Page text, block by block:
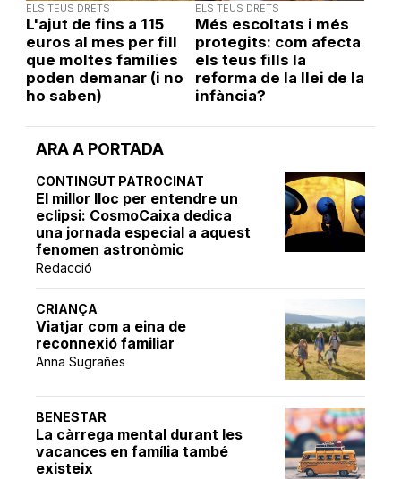
ARA A PORTADA
CONTINGUT PATROCINAT
El millor lloc per entendre un
eclipsi: CosmoCaixa dedica
una jornada especial a aquest
fenomen astronòmic
Redacció
CRIANÇA
Viatjar com a eina de
reconnexió familiar
Anna Sugrañes
BENESTAR
La càrrega mental durant les
vacances en família també
existeix
ELS TEUS DRETS
L'ajut de fins a 115
euros al mes per fill
que moltes famílies
poden demanar (i no
ho saben)
ELS TEUS DRETS
Més escoltats i més
protegits: com afecta
els teus fills la
reforma de la llei de la
infància?